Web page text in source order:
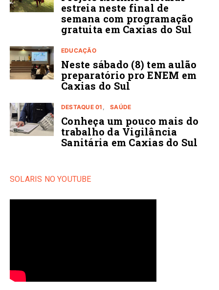
estreia neste final de
semana com programação
gratuita em Caxias do Sul
EDUCAÇÃO
Neste sábado (8) tem aulão
preparatório pro ENEM em
Caxias do Sul
DESTAQUE 01 SAÚDE
Conheça um pouco mais do
trabalho da Vigilância
Sanitária em Caxias do Sul
SOLARIS NO YOUTUBE